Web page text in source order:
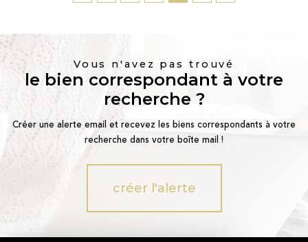
Vous n'avez pas trouvé
le bien correspondant à votre
recherche ?
Créer une alerte email et recevez les biens correspondants à votre
recherche dans votre boîte mail !
créer l'alerte